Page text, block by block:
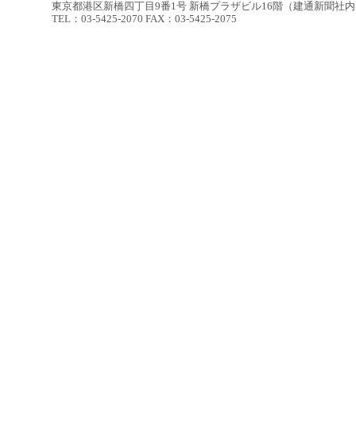
東京都港区新橋四丁目9番1号 新橋プラザビル16階（建通新聞社
TEL：03-5425-2070 FAX：03-5425-2075